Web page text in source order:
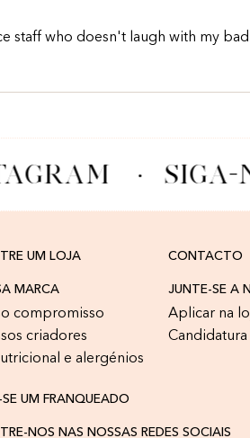
staff who doesn't laugh with my bad
SIGA-
UM LOJA CONTACTO
MARCA
compromisso
criadores
e alergénios
JUNTE-SE A
Aplicar na
UM FRANQUEADO
NOS NAS NOSSAS REDES SOCIAIS